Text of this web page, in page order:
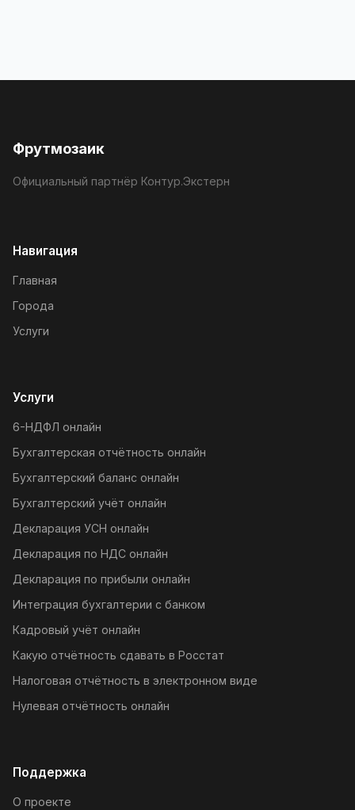
Фрутмозаик
Официальный партнёр Контур.Экстерн
Навигация
Главная
Города
Услуги
Услуги
6-НДФЛ онлайн
Бухгалтерская отчётность онлайн
Бухгалтерский баланс онлайн
Бухгалтерский учёт онлайн
Декларация УСН онлайн
Декларация по НДС онлайн
Декларация по прибыли онлайн
Интеграция бухгалтерии с банком
Кадровый учёт онлайн
Какую отчётность сдавать в Росстат
Налоговая отчётность в электронном виде
Нулевая отчётность онлайн
Поддержка
О проекте